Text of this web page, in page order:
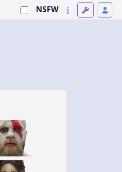
NSFW